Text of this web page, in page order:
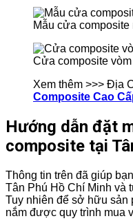
Mẫu cửa
Cửa composite
Xem thêm >>> Địa
Composite Cao
Hướng dẫn đặt
composite tại
Thông tin trên đã giúp
Tân Phú Hồ Chí Minh và
Tuy nhiên để sở hữu sản
nắm được quy trình mua